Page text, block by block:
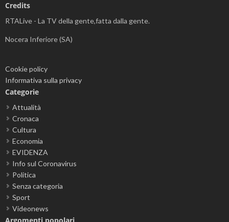
Credits
RTALive - La TV della gente,fatta dalla gente.
Nocera Inferiore (SA)
Cookie policy
Informativa sulla privacy
Categorie
Attualità
Cronaca
Cultura
Economia
EVIDENZA
Info sul Coronavirus
Politica
Senza categoria
Sport
Videonews